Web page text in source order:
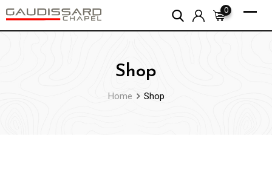
Skip
to
0
Shop
Home Shop